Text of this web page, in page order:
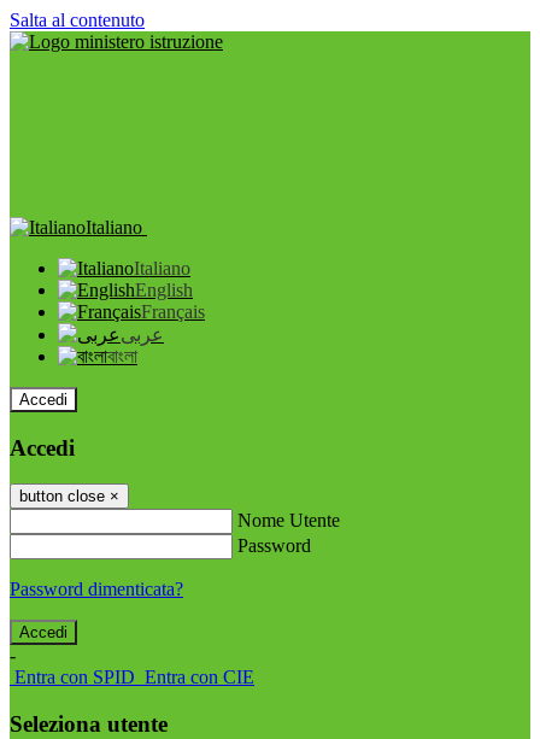
Salta al contenuto
Italiano
Italiano
English
Français
عربى
বাংলা
Accedi
Accedi
button close ×
Nome Utente
Password
Password dimenticata?
-
Entra con SPID Entra con CIE
Seleziona utente